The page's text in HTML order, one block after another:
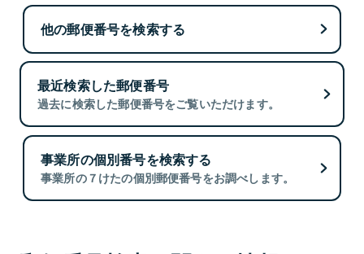
他の郵便番号を検索する
最近検索した郵便番号
過去に検索した郵便番号をご覧いただけます。
事業所の個別番号を検索する
事業所の７けたの個別郵便番号をお調べします。